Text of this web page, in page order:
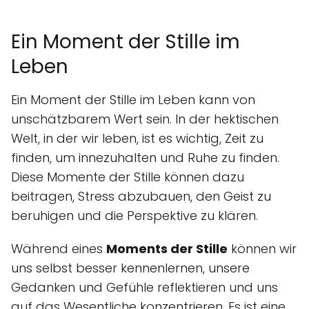
Ein Moment der Stille im
Leben
Ein Moment der Stille im Leben kann von
unschätzbarem Wert sein. In der hektischen
Welt, in der wir leben, ist es wichtig, Zeit zu
finden, um innezuhalten und Ruhe zu finden.
Diese Momente der Stille können dazu
beitragen, Stress abzubauen, den Geist zu
beruhigen und die Perspektive zu klären.
Während eines Moments der Stille können wir
uns selbst besser kennenlernen, unsere
Gedanken und Gefühle reflektieren und uns